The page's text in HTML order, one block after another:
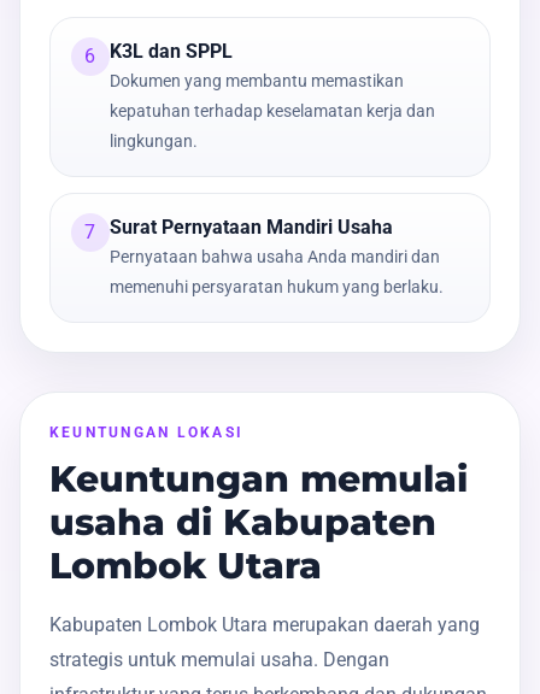
6 K3L dan SPPL
Dokumen yang membantu memastikan
kepatuhan terhadap keselamatan kerja dan
lingkungan.
7 Surat Pernyataan Mandiri Usaha
Pernyataan bahwa usaha Anda mandiri dan
memenuhi persyaratan hukum yang berlaku.
KEUNTUNGAN LOKASI
Keuntungan memulai
usaha di Kabupaten
Lombok Utara
Kabupaten Lombok Utara merupakan daerah yang
strategis untuk memulai usaha. Dengan